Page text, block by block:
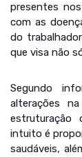
presentes
com as
do
que visa não
Segundo
alterações
estruturação
intuito é
saudáveis,